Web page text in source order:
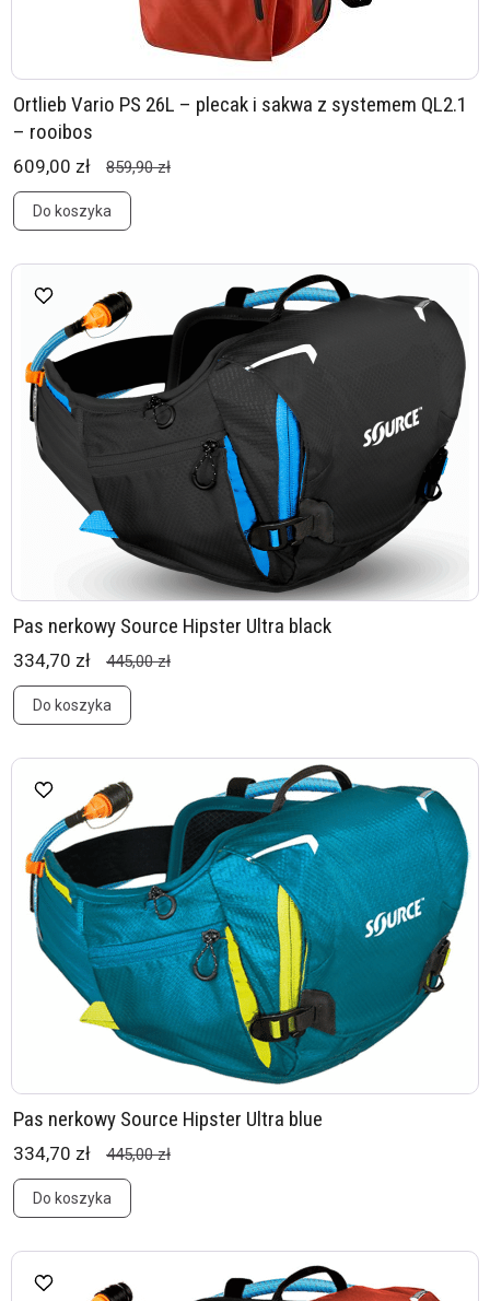
Ortlieb Vario PS 26L – plecak i sakwa z systemem QL2.1
– rooibos
609,00 zł 859,90 zł
Do koszyka
Pas nerkowy Source Hipster Ultra black
334,70 zł 445,00 zł
Do koszyka
Pas nerkowy Source Hipster Ultra blue
334,70 zł 445,00 zł
Do koszyka